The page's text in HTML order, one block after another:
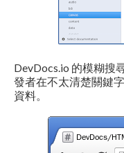
DevDocs.io 的模糊搜
發者在不太清楚關鍵
資料。